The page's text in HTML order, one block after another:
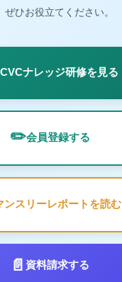
ぜひお役立てください。
CVCナレッジ研修を見る
✏️会員登録する
ンスリーレポートを読む
📄 資料請求する